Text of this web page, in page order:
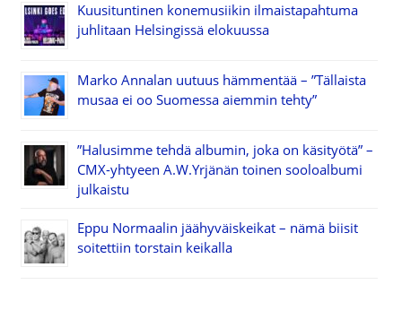
Kuusituntinen konemusiikin ilmaistapahtuma
juhlitaan Helsingissä elokuussa
Marko Annalan uutuus hämmentää – ”Tällaista
musaa ei oo Suomessa aiemmin tehty”
”Halusimme tehdä albumin, joka on käsityötä” –
CMX-yhtyeen A.W.Yrjänän toinen sooloalbumi
julkaistu
Eppu Normaalin jäähyväiskeikat – nämä biisit
soitettiin torstain keikalla